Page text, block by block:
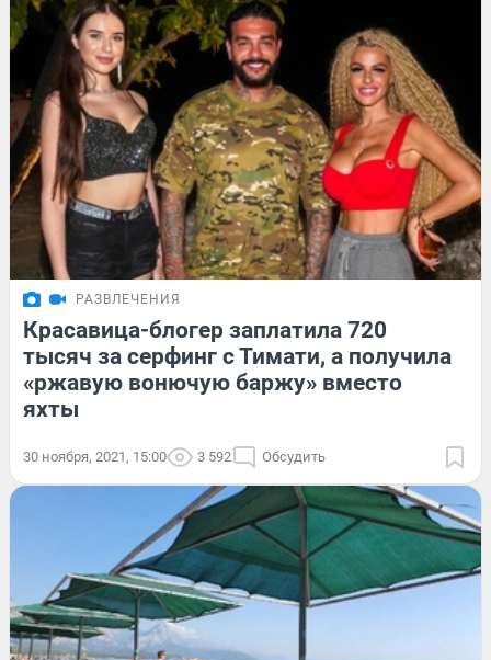
РАЗВЛЕЧЕНИЯ
Красавица-блогер заплатила 720
тысяч за серфинг с Тимати, а получила
«ржавую вонючую баржу» вместо
яхты
30 ноября, 2021, 15:00 3 592 Обсудить